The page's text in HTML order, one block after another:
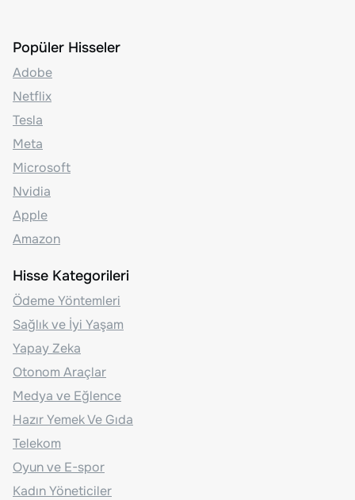
Popüler Hisseler
Adobe
Netflix
Tesla
Meta
Microsoft
Nvidia
Apple
Amazon
Hisse Kategorileri
Ödeme Yöntemleri
Sağlık ve İyi Yaşam
Yapay Zeka
Otonom Araçlar
Medya ve Eğlence
Hazır Yemek Ve Gıda
Telekom
Oyun ve E-spor
Kadın Yöneticiler